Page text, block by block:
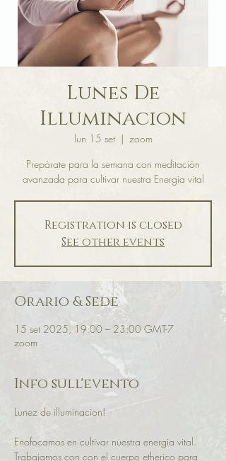
Lunes De
Illuminacion
lun 15 set
  |
zoom
Prepárate para la semana con meditación
avanzada para cultivar nuestra Energia vital
Registration is closed
See other events
Orario & Sede
15 set 2025, 19:00 – 23:00 GMT-7
zoom
Info sull'evento
Lunez de illuminacion!
Enofocamos en cultivar nuestra energia vital.
Trabajamos con con el cuerpo etherico para